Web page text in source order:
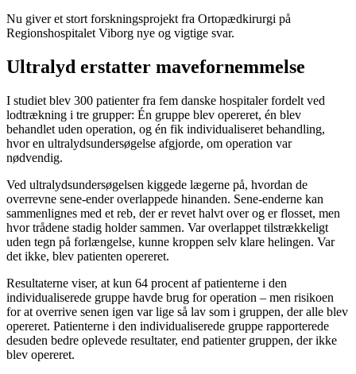
Nu giver et stort forskningsprojekt fra Ortopædkirurgi på
Regionshospitalet Viborg nye og vigtige svar.
Ultralyd erstatter mavefornemmelse
I studiet blev 300 patienter fra fem danske hospitaler fordelt ved
lodtrækning i tre grupper: Én gruppe blev opereret, én blev
behandlet uden operation, og én fik individualiseret behandling,
hvor en ultralydsundersøgelse afgjorde, om operation var
nødvendig.
Ved ultralydsundersøgelsen kiggede lægerne på, hvordan de
overrevne sene-ender overlappede hinanden. Sene-enderne kan
sammenlignes med et reb, der er revet halvt over og er flosset, men
hvor trådene stadig holder sammen. Var overlappet tilstrækkeligt
uden tegn på forlængelse, kunne kroppen selv klare helingen. Var
det ikke, blev patienten opereret.
Resultaterne viser, at kun 64 procent af patienterne i den
individualiserede gruppe havde brug for operation – men risikoen
for at overrive senen igen var lige så lav som i gruppen, der alle blev
opereret. Patienterne i den individualiserede gruppe rapporterede
desuden bedre oplevede resultater, end patienter gruppen, der ikke
blev opereret.